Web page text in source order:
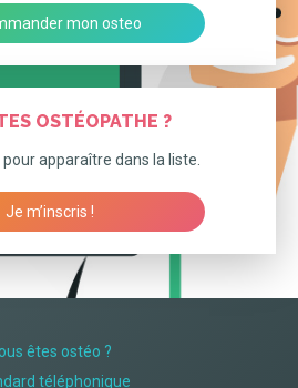
mon osteo
OSTÉOPATHE ?
apparaître dans la liste.
Je m’inscris !
êtes ostéo ?
téléphonique